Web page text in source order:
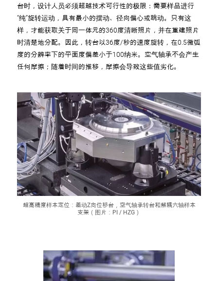
台时，设计人员必须超越技术可行性的极限：需要样品进行
“纯”旋转运动，具有最小的摆动、径向偏心或跳动。只有这
样，才能获取关于同一体元的360度清晰照片，并在重建照片
时清楚地分配。因此，转台以36度/秒的速度旋转，在0.5微弧
度的分辨率下的平面度偏差小于100纳米。空气轴承不会产生
任何摩擦；随着时间的推移，摩擦会导致这些值劣化。
超高精度样本定位：差动Z向位移台，空气轴承转台和解耦六轴样本
支架（图片：PI / HZG）